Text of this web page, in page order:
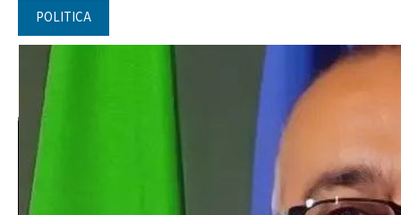
POLITICA